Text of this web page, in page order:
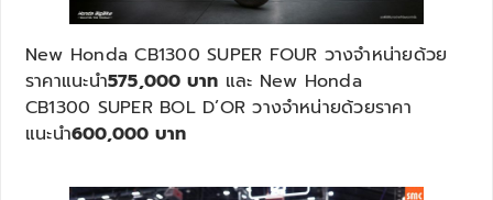
New Honda CB1300 SUPER FOUR วางจำหน่ายด้วย
ราคาแนะนำ575,000 บาท และ New Honda
CB1300 SUPER BOL D’OR วางจำหน่ายด้วยราคา
แนะนำ600,000 บาท